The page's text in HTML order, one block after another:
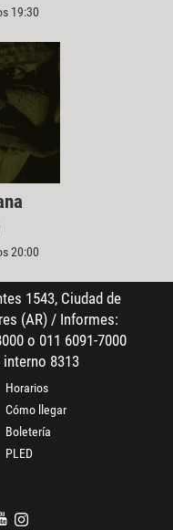
19:30
20:00
1543, Ciudad de
(AR) / Informes:
o 011 6091-7000
8313
Horarios
Cómo llegar
Boletería
PLED